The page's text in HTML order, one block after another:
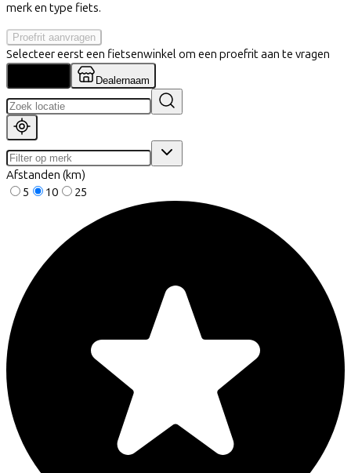
merk en type fiets.
Proefrit aanvragen
Selecteer eerst een fietsenwinkel om een proefrit aan te vragen
Dealernaam
Afstanden (km)
5
10 25